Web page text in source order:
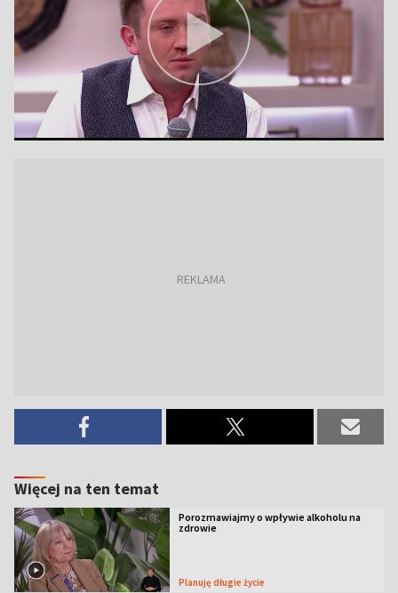
Więcej na ten temat
Porozmawiajmy o wpływie alkoholu na
zdrowie
Planuję długie życie